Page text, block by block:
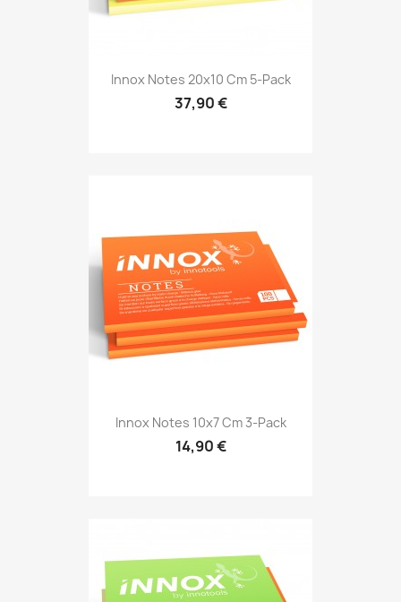
Innox Notes 20x10 Cm 5-Pack
37,90 €
Innox Notes 10x7 Cm 3-Pack
14,90 €